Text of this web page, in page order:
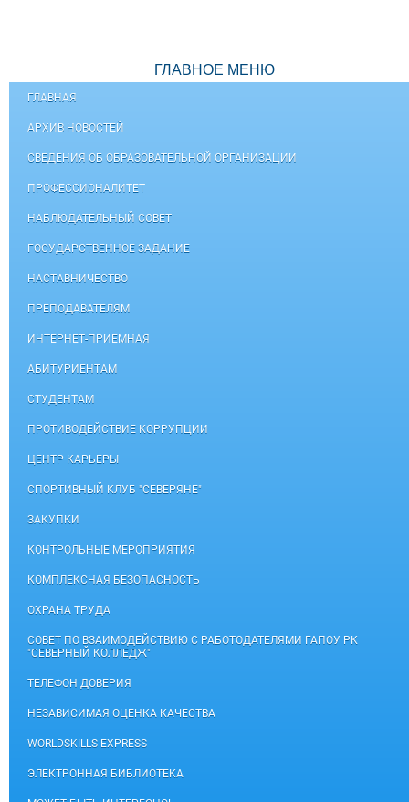
ГЛАВНОЕ МЕНЮ
ГЛАВНАЯ
АРХИВ НОВОСТЕЙ
СВЕДЕНИЯ ОБ ОБРАЗОВАТЕЛЬНОЙ ОРГАНИЗАЦИИ
ПРОФЕССИОНАЛИТЕТ
НАБЛЮДАТЕЛЬНЫЙ СОВЕТ
ГОСУДАРСТВЕННОЕ ЗАДАНИЕ
НАСТАВНИЧЕСТВО
ПРЕПОДАВАТЕЛЯМ
ИНТЕРНЕТ-ПРИЕМНАЯ
АБИТУРИЕНТАМ
СТУДЕНТАМ
ПРОТИВОДЕЙСТВИЕ КОРРУПЦИИ
ЦЕНТР КАРЬЕРЫ
СПОРТИВНЫЙ КЛУБ "СЕВЕРЯНЕ"
ЗАКУПКИ
КОНТРОЛЬНЫЕ МЕРОПРИЯТИЯ
КОМПЛЕКСНАЯ БЕЗОПАСНОСТЬ
ОХРАНА ТРУДА
СОВЕТ ПО ВЗАИМОДЕЙСТВИЮ С РАБОТОДАТЕЛЯМИ ГАПОУ РК
"СЕВЕРНЫЙ КОЛЛЕДЖ"
ТЕЛЕФОН ДОВЕРИЯ
НЕЗАВИСИМАЯ ОЦЕНКА КАЧЕСТВА
WORLDSKILLS EXPRESS
ЭЛЕКТРОННАЯ БИБЛИОТЕКА